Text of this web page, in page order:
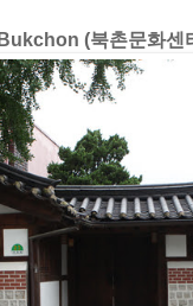
(북촌문화센